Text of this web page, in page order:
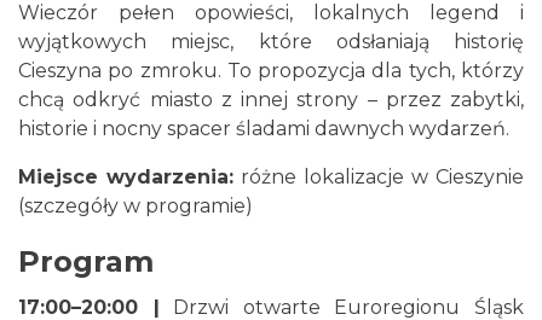
Cieszyn
Wieczór pełen opowieści, lokalnych legend i
wyjątkowych miejsc, które odsłaniają historię
Cieszyna po zmroku. To propozycja dla tych, którzy
chcą odkryć miasto z innej strony – przez zabytki,
historie i nocny spacer śladami dawnych wydarzeń.
Miejsce wydarzenia: różne lokalizacje w Cieszynie
(szczegóły w programie)
Program
17:00–20:00 | Drzwi otwarte Euroregionu Śląsk